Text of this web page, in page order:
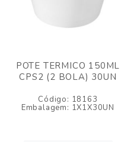
POTE TERMICO 150ML
CPS2 (2 BOLA) 30UN
Código: 18163
Embalagem: 1X1X30UN